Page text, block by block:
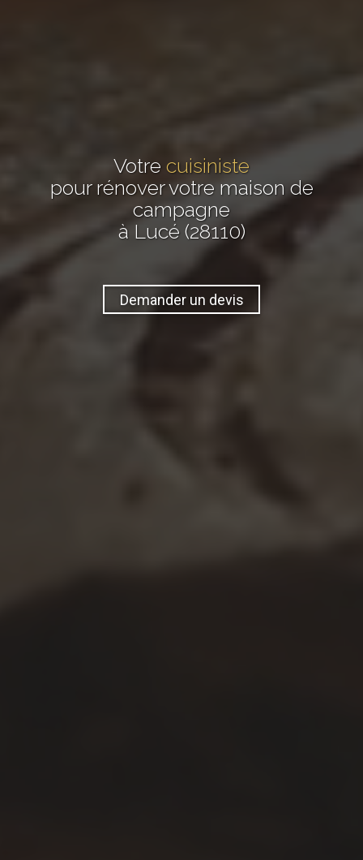
Votre cuisiniste
pour rénover votre maison de
campagne
à Lucé (28110)
Demander un devis